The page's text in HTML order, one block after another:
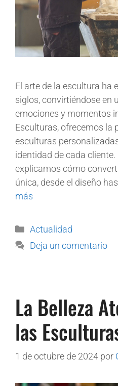
El arte de la escultura ha
siglos, convirtiéndose en
emociones y momentos
Esculturas, ofrecemos la
esculturas
identidad de cada
explicamos cómo
única, desde el diseño
más
Actualidad
Deja un comentario
La Belleza
las
1 de octubre de 2024 por